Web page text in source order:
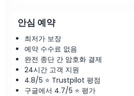
안심 예약
최저가 보장
예약 수수료 없음
완전 종단 간 암호화 결제
24시간 고객 지원
4.8/5 ⭐ Trustpilot 평점
구글에서 4.7/5 ⭐ 평가